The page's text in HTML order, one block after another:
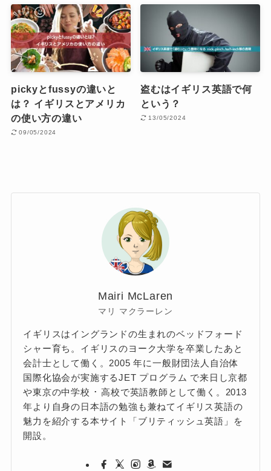
pickyとfussyの違いと
は？ イギリスとアメリカ
の使い方の違い
09/05/2024
盗むはイギリス英語で何
という？
13/05/2024
Mairi McLaren
マリ マクラーレン
イギリスはイングランドの生まれのベッドフォード
シャー育ち。イギリスのヨーク大学を卒業したあと
会計士として働く。2005 年に一般財団法人自治体
国際化協会が実施するJET プログラム で来日し京都
や東京の中学校 ･ 高校で英語教師として働く。2013
年より自身の日本語の勉強も兼ねてイギリス英語の
魅力を紹介する本サイト「ブリティッシュ英語」を
開設。